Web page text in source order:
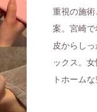
重視の施
案。宮崎
皮からし
ックス。
トホームな